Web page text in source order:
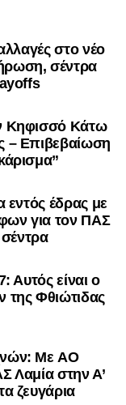
Newsγια να
Ελλάδα και τον
στο
για να
στο νέο
σέντρα
Κηφισσό Κάτω
– Επιβεβαίωση
εντός έδρας με
για τον ΠΑΣ
Αυτός είναι ο
της Φθιώτιδας
Με AO
Λαμία στην Α’
ζευγάρια